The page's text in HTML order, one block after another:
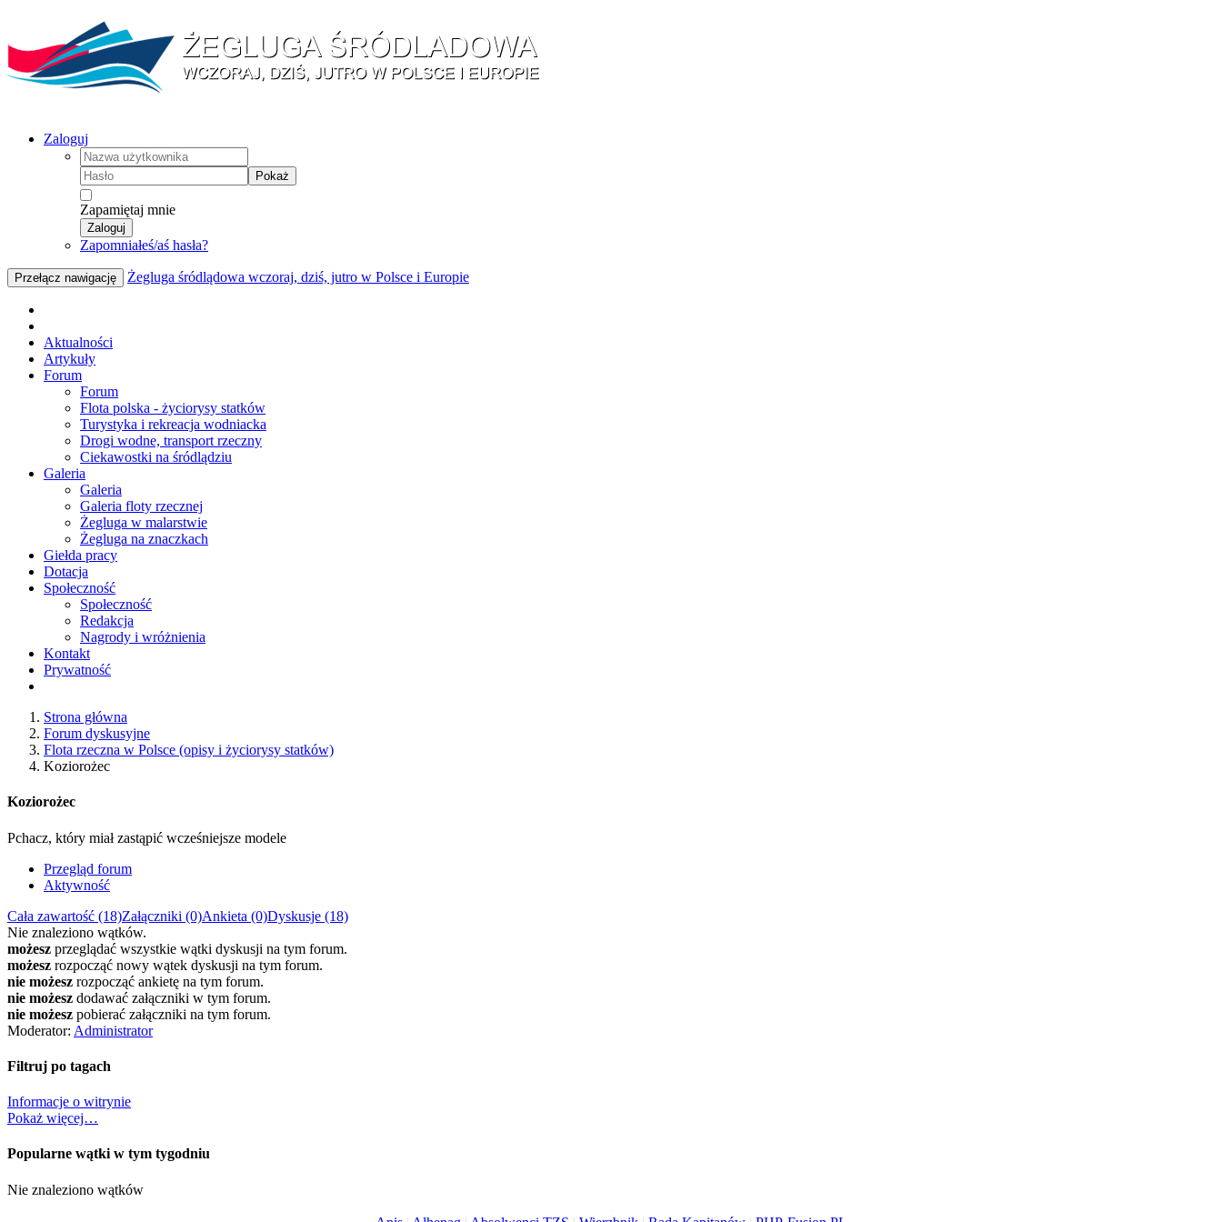
Zaloguj
Pokaż
Zapamiętaj mnie
Zaloguj
Zapomniałeś/aś hasła?
Przełącz nawigację Żegluga śródlądowa wczoraj, dziś, jutro w Polsce i Europie
Aktualności
Artykuły
Forum
Forum
Flota polska - życiorysy statków
Turystyka i rekreacja wodniacka
Drogi wodne, transport rzeczny
Ciekawostki na śródlądziu
Galeria
Galeria
Galeria floty rzecznej
Żegluga w malarstwie
Żegluga na znaczkach
Giełda pracy
Dotacja
Społeczność
Społeczność
Redakcja
Nagrody i wróżnienia
Kontakt
Prywatność
Strona główna
Forum dyskusyjne
Flota rzeczna w Polsce (opisy i życiorysy statków)
Koziorożec
Koziorożec
Pchacz, który miał zastąpić wcześniejsze modele
Przegląd forum
Aktywność
Cała zawartość (18)Załączniki (0)Ankieta (0)Dyskusje (18)
Nie znaleziono wątków.
możesz przeglądać wszystkie wątki dyskusji na tym forum.
możesz rozpocząć nowy wątek dyskusji na tym forum.
nie możesz rozpocząć ankietę na tym forum.
nie możesz dodawać załączniki w tym forum.
nie możesz pobierać załączniki na tym forum.
Moderator: Administrator
Filtruj po tagach
Informacje o witrynie
Pokaż więcej…
Popularne wątki w tym tygodniu
Nie znaleziono wątków